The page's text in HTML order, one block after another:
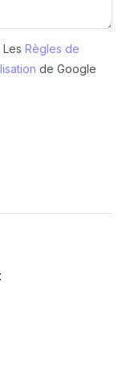
Règles de
de Google